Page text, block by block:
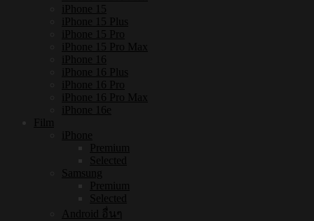
iPhone 15
iPhone 15 Plus
iPhone 15 Pro
iPhone 15 Pro Max
iPhone 16
iPhone 16 Plus
iPhone 16 Pro
iPhone 16 Pro Max
iPhone 16e
Film
iPhone
Premium
Selected
Samsung
Premium
Selected
Android อื่นๆ